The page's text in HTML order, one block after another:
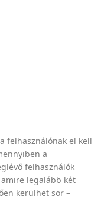
felhasználónak el kell
a
felhasználók
legalább két
kerülhet sor –